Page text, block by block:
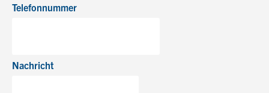
Telefonnummer
Nachricht